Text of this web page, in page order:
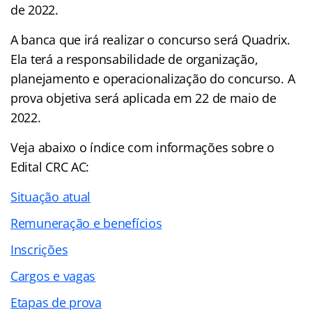
de 2022.
A banca que irá realizar o concurso será Quadrix.
Ela terá a responsabilidade de organização,
planejamento e operacionalização do concurso. A
prova objetiva será aplicada em 22 de maio de
2022.
Veja abaixo o índicecom informações sobre o
Edital CRC AC:
Situação atual
Remuneração e benefícios
Inscrições
Cargos e vagas
Etapas de prova